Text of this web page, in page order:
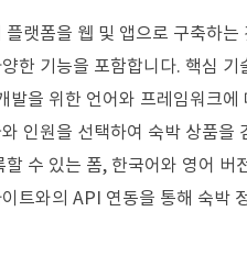
랫폼을 웹 및 앱으로 구축하
한 기능을 포함합니다. 핵심
을 위한 언어와 프레임워크에
인원을 선택하여 숙박 상품을
수 있는 폼, 한국어와 영어 버
트와의 API 연동을 통해 숙박